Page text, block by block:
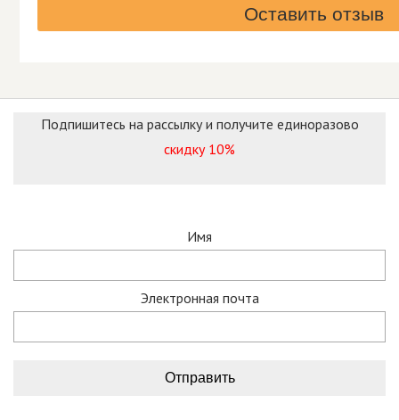
Подпишитесь на рассылку и получите единоразово
скидку 10%
Имя
Электронная почта